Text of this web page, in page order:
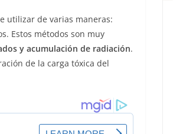
utilizar de varias maneras:
Estos métodos son muy
​​y acumulación de radiación.
de la carga tóxica del